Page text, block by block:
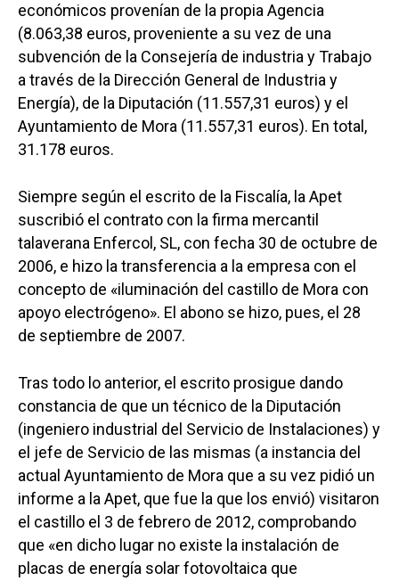
económicos provenían de la propia Agencia
(8.063,38 euros, proveniente a su vez de una
subvención de la Consejería de industria y Trabajo
a través de la Dirección General de Industria y
Energía), de la Diputación (11.557,31 euros) y el
Ayuntamiento de Mora (11.557,31 euros). En total,
31.178 euros.
Siempre según el escrito de la Fiscalía, la Apet
suscribió el contrato con la firma mercantil
talaverana Enfercol, SL, con fecha 30 de octubre de
2006, e hizo la transferencia a la empresa con el
concepto de «iluminación del castillo de Mora con
apoyo electrógeno». El abono se hizo, pues, el 28
de septiembre de 2007.
Tras todo lo anterior, el escrito prosigue dando
constancia de que un técnico de la Diputación
(ingeniero industrial del Servicio de Instalaciones) y
el jefe de Servicio de las mismas (a instancia del
actual Ayuntamiento de Mora que a su vez pidió un
informe a la Apet, que fue la que los envió) visitaron
el castillo el 3 de febrero de 2012, comprobando
que «en dicho lugar no existe la instalación de
placas de energía solar fotovoltaica que